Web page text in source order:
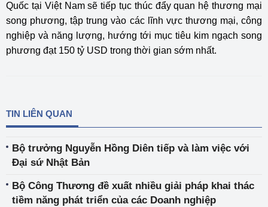
Quốc tại Việt Nam sẽ tiếp tục thúc đẩy quan hệ thương mại
song phương, tập trung vào các lĩnh vực thương mại, công
nghiệp và năng lượng, hướng tới mục tiêu kim ngạch song
phương đạt 150 tỷ USD trong thời gian sớm nhất.
TIN LIÊN QUAN
Bộ trưởng Nguyễn Hồng Diên tiếp và làm việc với
Đại sứ Nhật Bản
Bộ Công Thương đề xuất nhiều giải pháp khai thác
tiềm năng phát triển của các Doanh nghiệp